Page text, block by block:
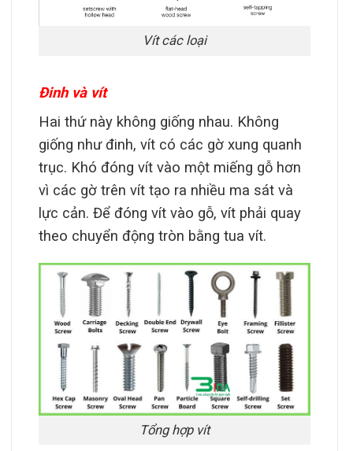
Vít các loại
Đinh và vít
Hai thứ này không giống nhau. Không
giống như đinh, vít có các gờ xung quanh
trục. Khó đóng vít vào một miếng gỗ hơn
vì các gờ trên vít tạo ra nhiều ma sát và
lực cản. Để đóng vít vào gỗ, vít phải quay
theo chuyển động tròn bằng tua vít.
Tổng hợp vít